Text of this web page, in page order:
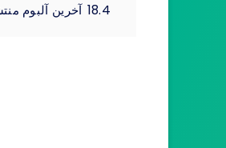
18.4 آخرین آلبوم